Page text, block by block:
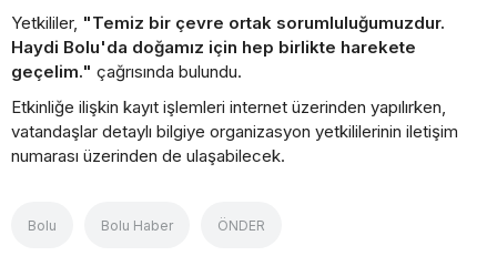
Yetkililer, "Temiz bir çevre ortak sorumluluğumuzdur.
Haydi Bolu'da doğamız için hep birlikte harekete
geçelim." çağrısında bulundu.
Etkinliğe ilişkin kayıt işlemleri internet üzerinden yapılırken,
vatandaşlar detaylı bilgiye organizasyon yetkililerinin iletişim
numarası üzerinden de ulaşabilecek.
Bolu Bolu Haber ÖNDER